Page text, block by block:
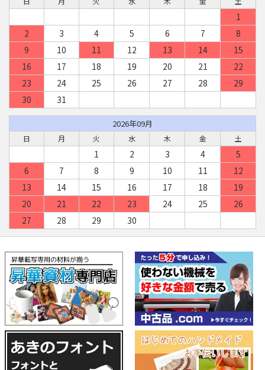
1
2
3 4 5 6 7
8
9
10 11 12 13 14
15
16
17 18 19 20 21
22
23
24 25 26 27 28
29
30
31
2026年09月
日 月 火 水 木 金 土
1 2 3 4
5
6
7 8 9 10 11
12
13
14 15 16 17 18
19
20
21 22 23 24 25
26
27
28 29 30